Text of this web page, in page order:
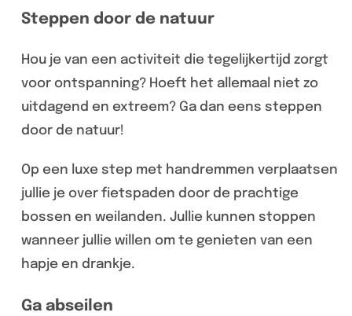
Steppen door de natuur
Hou je van een activiteit die tegelijkertijd zorgt
voor ontspanning? Hoeft het allemaal niet zo
uitdagend en extreem? Ga dan eens steppen
door de natuur!
Op een luxe step met handremmen verplaatsen
jullie je over fietspaden door de prachtige
bossen en weilanden. Jullie kunnen stoppen
wanneer jullie willen om te genieten van een
hapje en drankje.
Ga abseilen